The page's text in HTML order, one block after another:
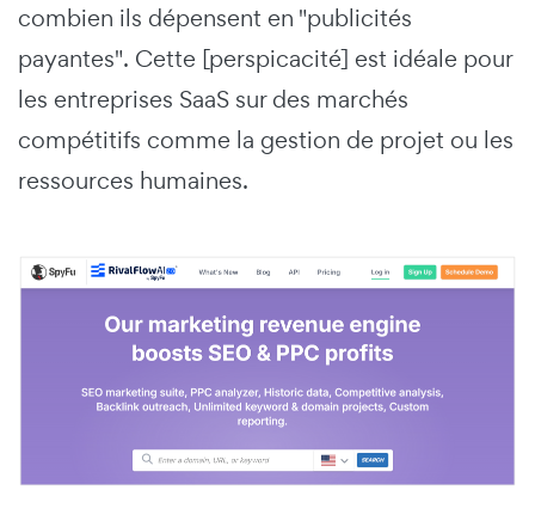
combien ils dépensent en "publicités
payantes". Cette [perspicacité] est idéale pour
les entreprises SaaS sur des marchés
compétitifs comme la gestion de projet ou les
ressources humaines.